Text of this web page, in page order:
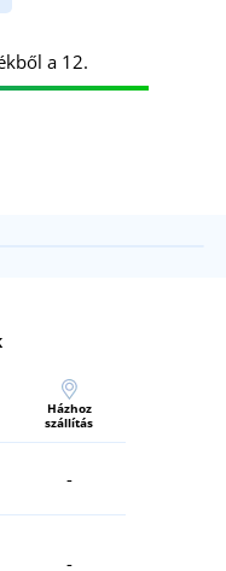
a 12.
Házhoz
szállítás
-
-